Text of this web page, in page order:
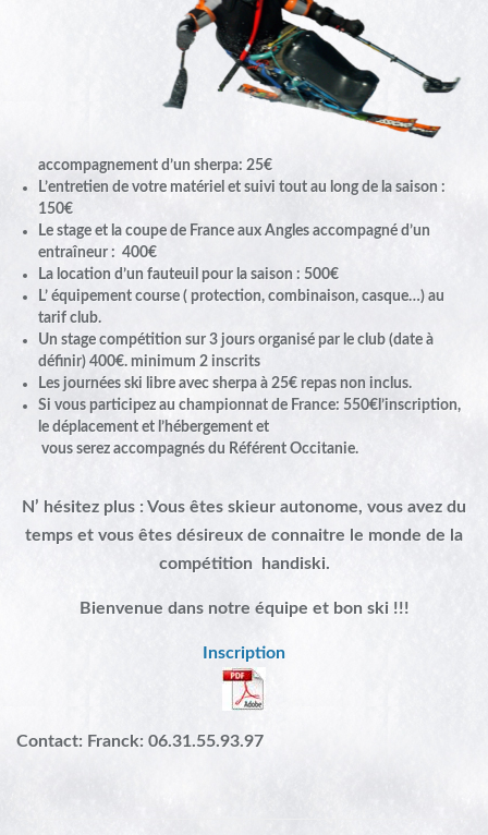
accompagnement d’un sherpa: 25€
L’entretien de votre matériel et suivi tout au long de la saison :
150€
Le stage et la coupe de France aux Angles accompagné d’un
entraîneur : 400€
La location d’un fauteuil pour la saison : 500€
L’ équipement course ( protection, combinaison, casque…) au
tarif club.
Un stage compétition sur 3 jours organisé par le club (date à
définir) 400€. minimum 2 inscrits
Les journées ski libre avec sherpa à 25€ repas non inclus.
Si vous participez au championnat de France: 550€l’inscription,
le déplacement et l’hébergement et
vous serez accompagnés du Référent Occitanie.
N’ hésitez plus : Vous êtes skieur autonome, vous avez du
temps et vous êtes désireux de connaitre le monde de la
compétition handiski.
Bienvenue dans notre équipe et bon ski !!!
Inscription
Contact: Franck: 06.31.55.93.97